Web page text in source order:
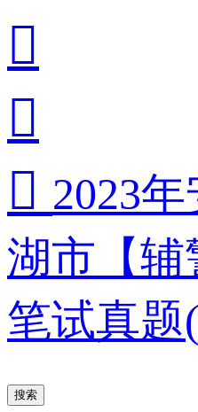


 2023
湖市【辅
笔试真题
搜索